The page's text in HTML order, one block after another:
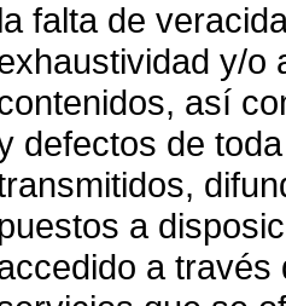
la falta de
y/o
así
defectos de
a
a través